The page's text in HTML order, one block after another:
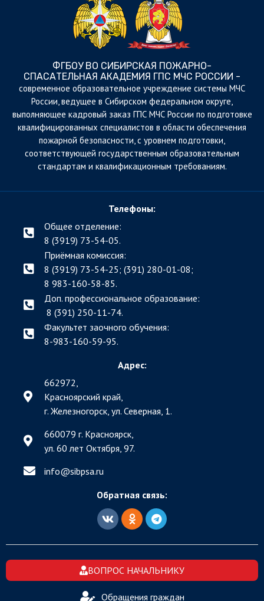
ФГБОУ ВО СИБИРСКАЯ ПОЖАРНО-
СПАСАТЕЛЬНАЯ АКАДЕМИЯ ГПС МЧС РОССИИ -
cовременное образовательное учреждение системы МЧС
России, ведущее в Сибирском федеральном округе,
выполняющее кадровый заказ ГПС МЧС России по подготовке
квалифицированных специалистов в области обеспечения
пожарной безопасности, с уровнем подготовки,
соответствующей государственным образовательным
стандартам и квалификационным требованиям.
Телефоны:
Общее отделение:
8 (3919) 73-54-05.
Приёмная комиссия:
8 (3919) 73-54-25; (391) 280-01-08;
8 983-160-58-85.
Доп. профессиональное образование:
8 (391) 250-11-74.
Факультет заочного обучения:
8-983-160-59-95.
Адрес:
662972,
Красноярский край,
г. Железногорск, ул. Северная, 1.
660079 г. Красноярск,
ул. 60 лет Октября, 97.
info@sibpsa.ru
Обратная связь:
ВОПРОС НАЧАЛЬНИКУ
Обращения граждан